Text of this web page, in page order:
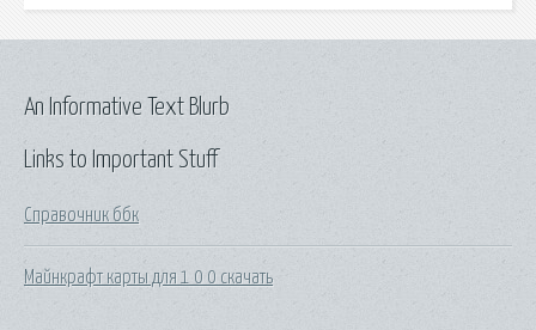
Links to Important Stuff
Справочник ббк
Майнкрафт карты для 1 0 0 скачать
An Informative Text Blurb